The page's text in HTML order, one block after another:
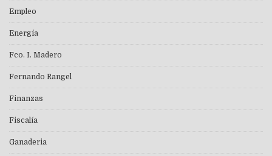
Empleo
Energía
Fco. I. Madero
Fernando Rangel
Finanzas
Fiscalía
Ganaderia